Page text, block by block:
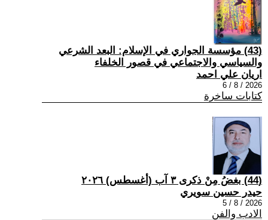
(43) مؤسسة الجواري في الإسلام: البعد الشرعي
والسياسي والاجتماعي في قصور الخلفاء
اريان علي احمد
2026 / 8 / 6
كتابات ساخرة
(44) بغضُ مِنْ ذكرى ٣ آب (أغسطس) ٢٠٢٦
حيدر حسين سويري
2026 / 8 / 5
الادب والفن